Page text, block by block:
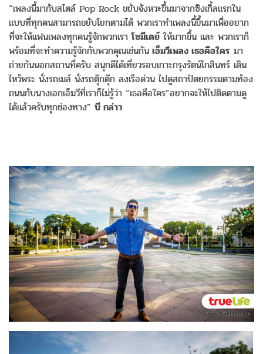
“เพลงนี้มากับสไตล์ Pop Rock ขยับจังหวะขึ้นมาจากซิงเกิ้ลแรกใน
แบบที่ทุ­กคนสามารถขยับโยกตามได้ พวกเราทำเพลงนี้ขึ้นมาเพื่ออยาก
ที่จะใ­ห้แฟนเพลงทุกคนรู้จักพวกเราโซมีเดย์ ใ­ห้มากขึ้น และ พวกเราก็
พร้อมที่จะทำความรู้จักกับพวกคุณเ­ช่นกัน เอ็มวีเพลง เธอคือใคร มา
ถ่ายกันนอกสถานที่ครับ สนุกดีได้เที่ยวรอบเกาะกรุงรัตน์โกสินทร์ เดิน
ไหว้พระ นั่งรถเมล์ นั่งรถตุ๊กตุ๊ก ลงเรือด่วน ไปดูสถาปัตยกรรมตามท้อง
ถนนกับนางเอกเอ็มวีที่เราก็ไม่รู้ว่า “เธอคือใคร”อยากจะให้ไปติดตามดู
ได้แล้วครับทุกช่องทาง” บี กล่าว